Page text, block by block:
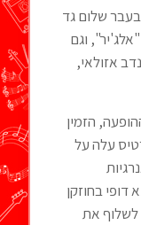
שלום גד
וגם
אזולאי,
הזמין
עלה על
בחוזקן
לשלוף את